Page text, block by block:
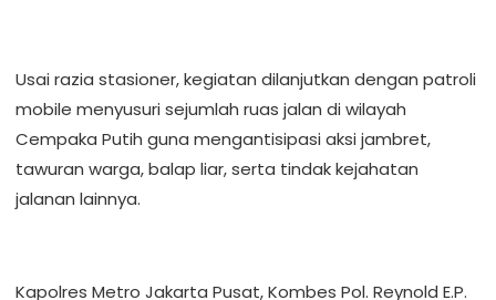
Usai razia stasioner, kegiatan dilanjutkan dengan patroli
mobile menyusuri sejumlah ruas jalan di wilayah
Cempaka Putih guna mengantisipasi aksi jambret,
tawuran warga, balap liar, serta tindak kejahatan
jalanan lainnya.
Kapolres Metro Jakarta Pusat, Kombes Pol. Reynold E.P.